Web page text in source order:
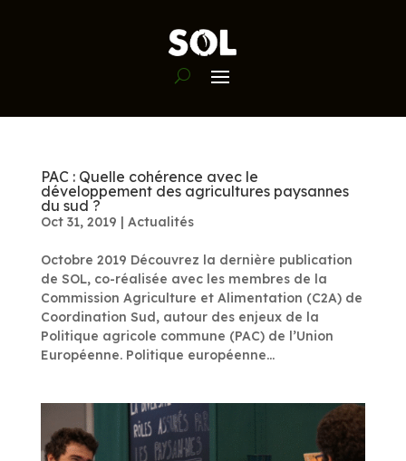
PAC : Quelle cohérence avec le
développement des agricultures paysannes
du sud ?
Oct 31, 2019 | Actualités
Octobre 2019 Découvrez la dernière publication
de SOL, co-réalisée avec les membres de la
Commission Agriculture et Alimentation (C2A) de
Coordination Sud, autour des enjeux de la
Politique agricole commune (PAC) de l’Union
Européenne. Politique européenne...